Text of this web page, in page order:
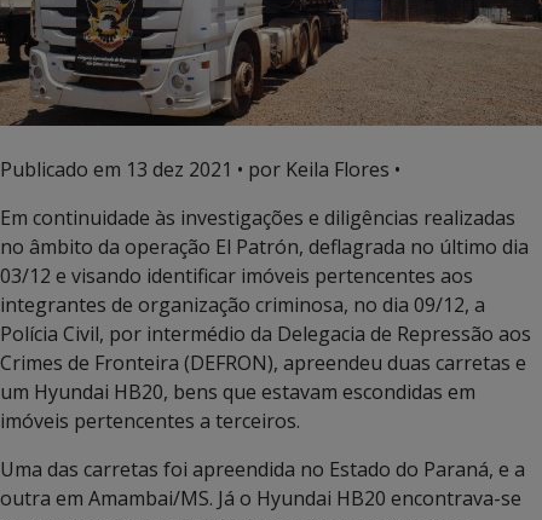
Publicado em 13 dez 2021 • por Keila Flores •
Em continuidade às investigações e diligências realizadas
no âmbito da operação El Patrón, deflagrada no último dia
03/12 e visando identificar imóveis pertencentes aos
integrantes de organização criminosa, no dia 09/12, a
Polícia Civil, por intermédio da Delegacia de Repressão aos
Crimes de Fronteira (DEFRON), apreendeu duas carretas e
um Hyundai HB20, bens que estavam escondidas em
imóveis pertencentes a terceiros.
Uma das carretas foi apreendida no Estado do Paraná, e a
outra em Amambai/MS. Já o Hyundai HB20 encontrava-se